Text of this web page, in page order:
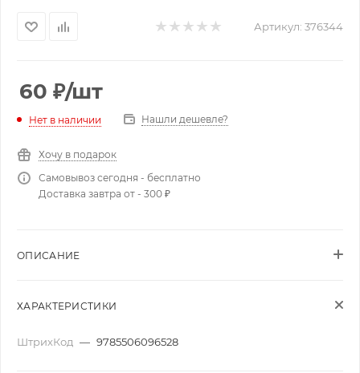
Артикул: 376344
60 ₽/шт
Нет в наличии Нашли дешевле?
Хочу в подарок
Самовывоз сегодня - бесплатно
Доставка завтра от - 300 ₽
ОПИСАНИЕ
ХАРАКТЕРИСТИКИ
ШтрихКод — 9785506096528